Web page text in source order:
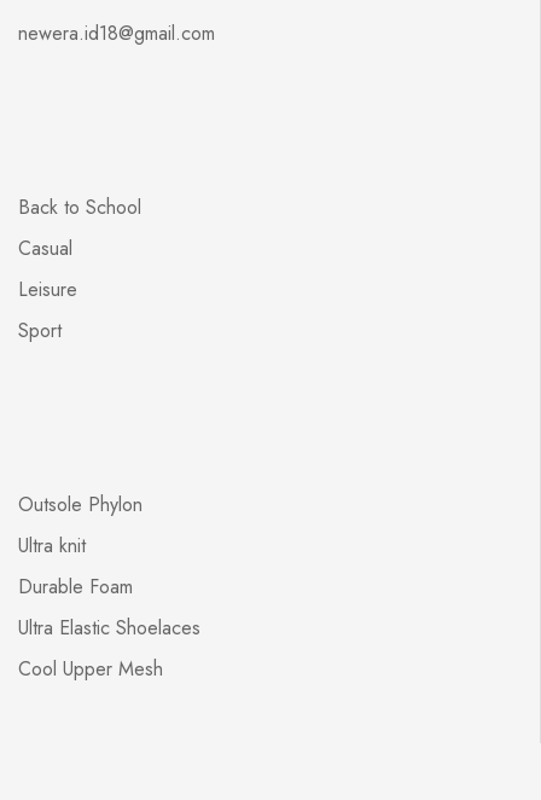
newera.id18@gmail.com
Back to School
Casual
Leisure
Sport
Outsole Phylon
Ultra knit
Durable Foam
Ultra Elastic Shoelaces
Cool Upper Mesh